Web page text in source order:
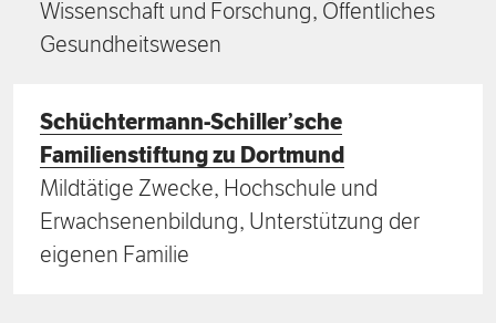
Wissenschaft und Forschung, Öffentliches
Gesundheitswesen
Schüchtermann-Schiller’sche
Familienstiftung zu Dortmund
Mildtätige Zwecke, Hochschule und
Erwachsenenbildung, Unterstützung der
eigenen Familie